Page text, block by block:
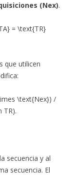
(Nex).
= \text{TR}
que utilicen
\text{Nex}) /
TR).
secuencia y al
secuencia. El